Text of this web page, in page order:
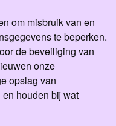
om misbruik van en
te beperken.
de beveiliging van
onze
opslag van
houden bij wat